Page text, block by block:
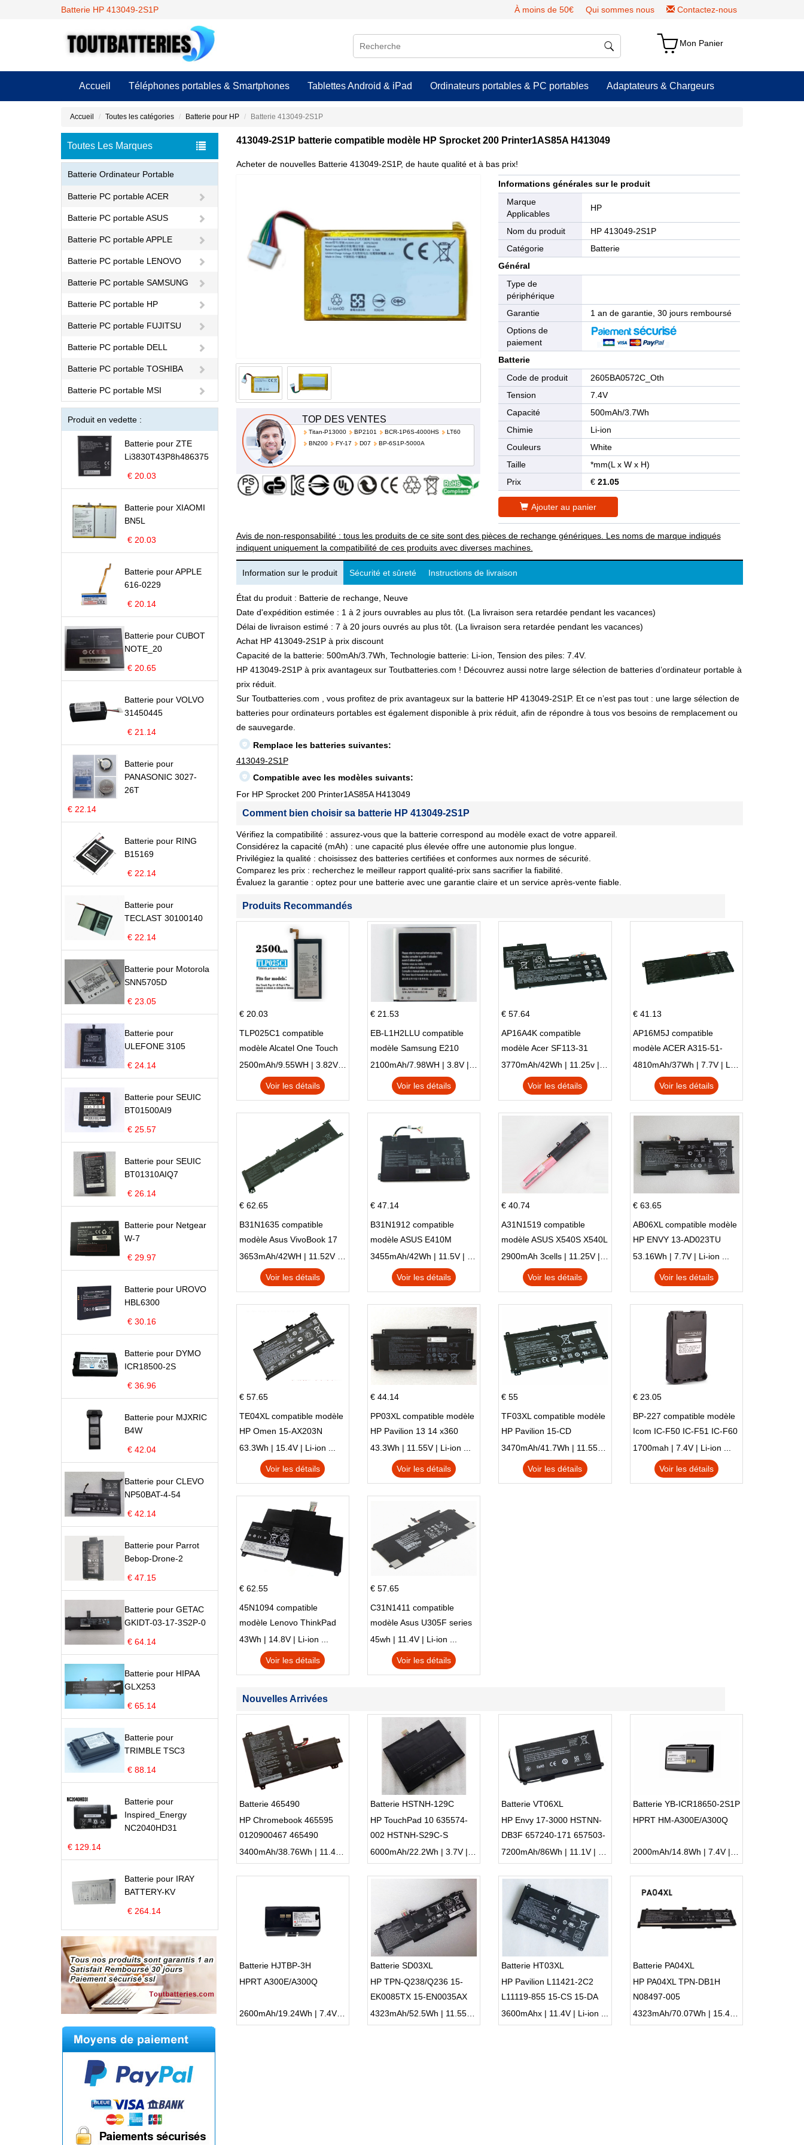
Batterie HP 413049-2S1P À moins de 50€ Qui sommes nous Contactez-nous
Mon Panier
Accueil Téléphones portables & Smartphones Tablettes Android & iPad Ordinateurs portables & PC portables Adaptateurs & Chargeurs
Accueil Toutes les catégories Batterie pour HP Batterie 413049-2S1P
Toutes Les Marques
Batterie Ordinateur Portable
Batterie PC portable ACER
Batterie PC portable ASUS
Batterie PC portable APPLE
Batterie PC portable LENOVO
Batterie PC portable SAMSUNG
Batterie PC portable HP
Batterie PC portable FUJITSU
Batterie PC portable DELL
Batterie PC portable TOSHIBA
Batterie PC portable MSI
Produit en vedette :
Batterie pour ZTE
Li3830T43P8h486375
€ 20.03
Batterie pour XIAOMI
BN5L
€ 20.03
Batterie pour APPLE
616-0229
€ 20.14
Batterie pour CUBOT
NOTE_20
€ 20.65
Batterie pour VOLVO
31450445
€ 21.14
Batterie pour
PANASONIC 3027-
26T
€ 22.14
Batterie pour RING
B15169
€ 22.14
Batterie pour
TECLAST 30100140
€ 22.14
Batterie pour Motorola
SNN5705D
€ 23.05
Batterie pour
ULEFONE 3105
€ 24.14
Batterie pour SEUIC
BT01500AI9
€ 25.57
Batterie pour SEUIC
BT01310AIQ7
€ 26.14
Batterie pour Netgear
W-7
€ 29.97
Batterie pour UROVO
HBL6300
€ 30.16
Batterie pour DYMO
ICR18500-2S
€ 36.96
Batterie pour MJXRIC
B4W
€ 42.04
Batterie pour CLEVO
NP50BAT-4-54
€ 42.14
Batterie pour Parrot
Bebop-Drone-2
€ 47.15
Batterie pour GETAC
GKIDT-03-17-3S2P-0
€ 64.14
Batterie pour HIPAA
GLX253
€ 65.14
Batterie pour
TRIMBLE TSC3
€ 88.14
Batterie pour
Inspired_Energy
NC2040HD31
€ 129.14
Batterie pour IRAY
BATTERY-KV
€ 264.14
413049-2S1P batterie compatible modèle HP Sprocket 200 Printer1AS85A H413049
Acheter de nouvelles Batterie 413049-2S1P, de haute qualité et à bas prix!
TOP DES VENTES
Titan-P13000 BP2101 BCR-1P6S-4000HS
LT60
BN200
FY-17 D07 BP-6S1P-5000A
Informations générales sur le produit
Marque
Applicables
HP
Nom du produit
HP 413049-2S1P
Catégorie
Batterie
Général
Type de
périphérique
Garantie
1 an de garantie, 30 jours remboursé
Options de
paiement
Batterie
Code de produit
2605BA0572C_Oth
Tension
7.4V
Capacité
500mAh/3.7Wh
Chimie
Li-ion
Couleurs
White
Taille
*mm(L x W x H)
Prix
€21.05
Ajouter au panier
Avis de non-responsabilité : tous les produits de ce site sont des pièces de rechange génériques. Les noms de marque indiqués
indiquent uniquement la compatibilité de ces produits avec diverses machines.
Information sur le produit Sécurité et sûreté Instructions de livraison
État du produit : Batterie de rechange, Neuve
Date d'expédition estimée : 1 à 2 jours ouvrables au plus tôt. (La livraison sera retardée pendant les vacances)
Délai de livraison estimé : 7 à 20 jours ouvrés au plus tôt. (La livraison sera retardée pendant les vacances)
Achat HP 413049-2S1P à prix discount
Capacité de la batterie: 500mAh/3.7Wh, Technologie batterie: Li-ion, Tension des piles: 7.4V.
HP 413049-2S1P à prix avantageux sur Toutbatteries.com ! Découvrez aussi notre large sélection de batteries d’ordinateur portable à
prix réduit.
Sur Toutbatteries.com , vous profitez de prix avantageux sur la batterie HP 413049-2S1P. Et ce n’est pas tout : une large sélection de
batteries pour ordinateurs portables est également disponible à prix réduit, afin de répondre à tous vos besoins de remplacement ou
de sauvegarde.
Remplace les batteries suivantes:
413049-2S1P
Compatible avec les modèles suivants:
For HP Sprocket 200 Printer1AS85A H413049
Comment bien choisir sa batterie HP 413049-2S1P
Vérifiez la compatibilité : assurez-vous que la batterie correspond au modèle exact de votre appareil.
Considérez la capacité (mAh) : une capacité plus élevée offre une autonomie plus longue.
Privilégiez la qualité : choisissez des batteries certifiées et conformes aux normes de sécurité.
Comparez les prix : recherchez le meilleur rapport qualité-prix sans sacrifier la fiabilité.
Évaluez la garantie : optez pour une batterie avec une garantie claire et un service après-vente fiable.
Produits Recommandés
€ 20.03
TLP025C1 compatible
modèle Alcatel One Touch
Pop 4 Plus OT-5056D
2500mAh/9.55WH | 3.82V | Li-ion ...
Voir les détails
€ 21.53
EB-L1H2LLU compatible
modèle Samsung E210
E210K i939
Voir les détails
€ 57.64
AP16A4K compatible
modèle Acer SF113-31
AO1-132 NE132
Voir les détails
€ 41.13
AP16M5J compatible
modèle ACER A315-51-
51SL N17Q1 SERIES
Voir les détails
€ 62.65
B31N1635 compatible
modèle Asus VivoBook 17
X705NC X705UA X705UV
X705UN X705UD
Voir les détails
€ 47.14
B31N1912 compatible
modèle ASUS E410M
E410MA L410MA
Voir les détails
€ 40.74
A31N1519 compatible
modèle ASUS X540S X540L
X540LA-SI302 X540SA
X540S
Voir les détails
€ 63.65
AB06XL compatible modèle
HP ENVY 13-AD023TU
HSTNN-DB8C 921438-855
TPN-I128
53.16Wh | 7.7V | Li-ion ...
Voir les détails
€ 57.65
TE04XL compatible modèle
HP Omen 15-AX203N
Omen 15 Series Pavilion 15
Series
63.3Wh | 15.4V | Li-ion ...
Voir les détails
€ 44.14
PP03XL compatible modèle
HP Pavilion 13 14 x360
L83388-AC1 L83388-421
HSTNN-LB8S M01118-421
M01144-005 13-BB 14-DV
43.3Wh | 11.55V | Li-ion ...
Voir les détails
€ 55
TF03XL compatible modèle
HP Pavilion 15-CD
Voir les détails
€ 23.05
BP-227 compatible modèle
Icom IC-F50 IC-F51 IC-F60
IC-F61 IC-M87
1700mah | 7.4V | Li-ion ...
Voir les détails
€ 62.55
45N1094 compatible
modèle Lenovo ThinkPad
Edge S230u Twist
43Wh | 14.8V | Li-ion ...
Voir les détails
€ 57.65
C31N1411 compatible
modèle Asus U305F series
45wh | 11.4V | Li-ion ...
Voir les détails
Nouvelles Arrivées
Batterie 465490
HP Chromebook 465595
0120900467 465490
0120900626
3400mAh/38.76Wh | 11.4V | Li-ion ...
Batterie HSTNH-129C
HP TouchPad 10 635574-
002 HSTNH-S29C-S
Batterie VT06XL
HP Envy 17-3000 HSTNN-
DB3F 657240-171 657503-
001
Batterie YB-ICR18650-2S1P
HPRT HM-A300E/A300Q
Batterie HJTBP-3H
HPRT A300E/A300Q
2600mAh/19.24Wh | 7.4V | Li-ion ...
Batterie SD03XL
HP TPN-Q238/Q236 15-
EK0085TX 15-EN0035AX
4323mAh/52.5Wh | 11.55V | Li-ion ...
Batterie HT03XL
HP Pavilion L11421-2C2
L11119-855 15-CS 15-DA
14-CE 14-CF
3600mAhx | 11.4V | Li-ion ...
Batterie PA04XL
HP PA04XL TPN-DB1H
N08497-005
4323mAh/70.07Wh | 15.4V | Li-ion ...